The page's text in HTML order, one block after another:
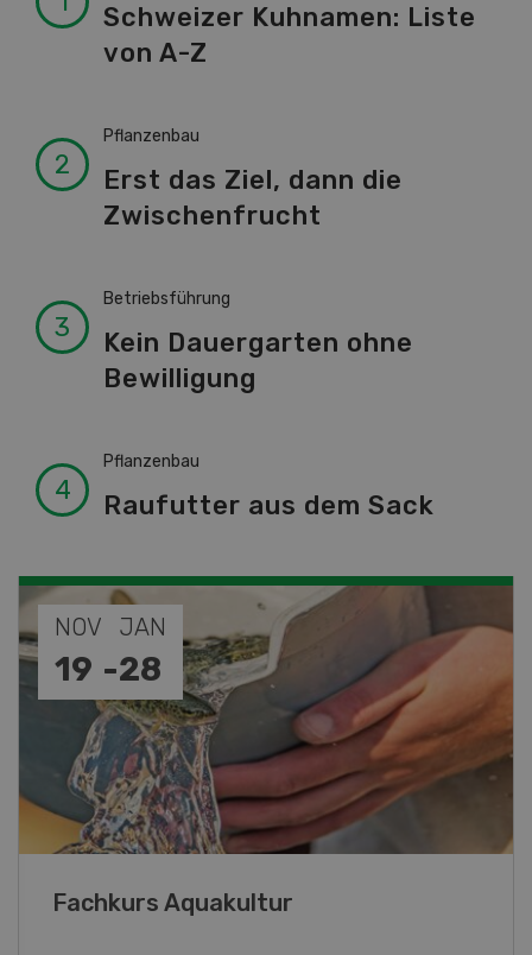
Schweizer Kuhnamen: Liste
von A-Z
Pflanzenbau
Erst das Ziel, dann die
Zwischenfrucht
Betriebsführung
Kein Dauergarten ohne
Bewilligung
Pflanzenbau
Raufutter aus dem Sack
SEP
10 -11
Demo Days 2026